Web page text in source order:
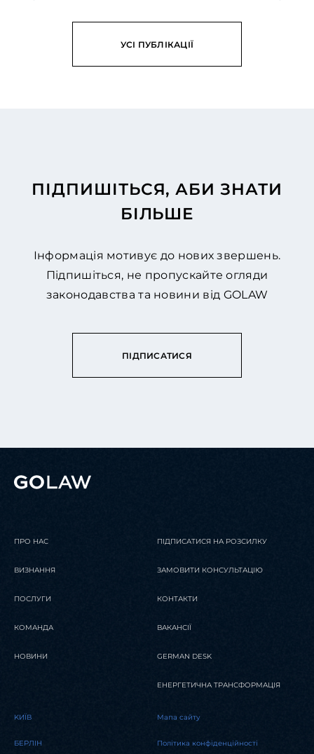
УСІ ПУБЛІКАЦІЇ
ПІДПИШІТЬСЯ, АБИ ЗНАТИ
БІЛЬШЕ
Інформація мотивує до нових звершень.
Підпишіться, не пропускайте огляди
законодавства та новини від GOLAW
ПІДПИСАТИСЯ
ПРО НАС
ВИЗНАННЯ
ПОСЛУГИ
КОМАНДА
НОВИНИ
ПІДПИСАТИСЯ НА РОЗСИЛКУ
ЗАМОВИТИ КОНСУЛЬТАЦІЮ
КОНТАКТИ
ВАКАНСІЇ
GERMAN DESK
ЕНЕРГЕТИЧНА ТРАНСФОРМАЦІЯ
KИЇВ
БЕРЛІН
Мапа сайту
Політика конфіденційності